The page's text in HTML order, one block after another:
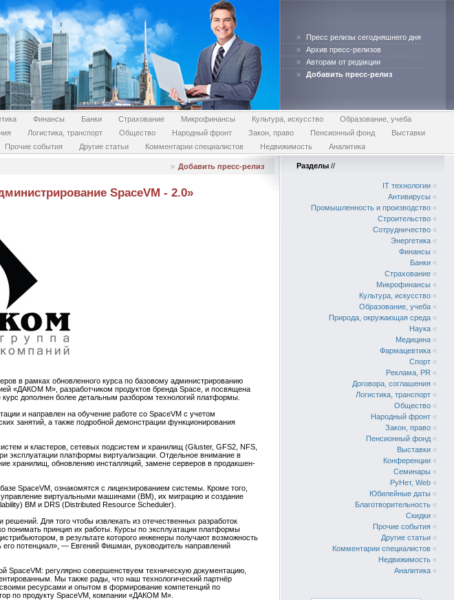
»
Пресс релизы сегодняшнего дня
»
Архив пресс-релизов
»
Авторам от редакции
»
Добавить пресс-релиз
Финансы Банки Страхование Микрофинансы Культура, искусство
Образование, учеба
Логистика, транспорт Общество Народный фронт Закон, право Пенсионный фонд
Выставки
Прочие события Другие статьи Комментарии специалистов Недвижимость Аналитика
» Добавить пресс-релиз
SpaceVM - 2.0»
в рамках обновленного курса по базовому администрированию
«ДАКОМ М», разработчиком продуктов бренда Space, и посвящена
дополнен более детальным разбором технологий платформы.
и направлен на обучение работе со SpaceVM с учетом
занятий, а также подробной демонстрации функционирования
и кластеров, сетевых подсистем и хранилищ (Gluster, GFS2, NFS,
эксплуатации платформы виртуализации. Отдельное внимание в
хранилищ, обновлению инсталляций, замене серверов в продакшен-
SpaceVM, ознакомятся с лицензированием системы. Кроме того,
виртуальными машинами (ВМ), их миграцию и создание
ВМ и DRS (Distributed Resource Scheduler).
Для того чтобы извлекать из отечественных разработок
понимать принцип их работы. Курсы по эксплуатации платформы
в результате которого инженеры получают возможность
потенциал», — Евгений Фишман, руководитель направлений
SpaceVM: регулярно совершенствуем техническую документацию,
Мы также рады, что наш технологический партнёр
ресурсами и опытом в формирование компетенций по
по продукту SpaceVM, компании «ДАКОМ М».
Разделы //
IT технологии «
Антивирусы «
Промышленность и производство «
Строительство «
Сотрудничество «
Энергетика «
Финансы «
Банки «
Страхование «
Микрофинансы «
Культура, искусство «
Образование, учеба «
Природа, окружающая среда «
Наука «
Медицина «
Фармацевтика «
Спорт «
Реклама, PR «
Договора, соглашения «
Логистика, транспорт «
Общество «
Народный фронт «
Закон, право «
Пенсионный фонд «
Выставки «
Конференции «
Семинары «
РуНет, Web «
Юбилейные даты «
Благотворительность «
Скидки «
Прочие события «
Другие статьи «
Комментарии специалистов «
Недвижимость «
Аналитика «